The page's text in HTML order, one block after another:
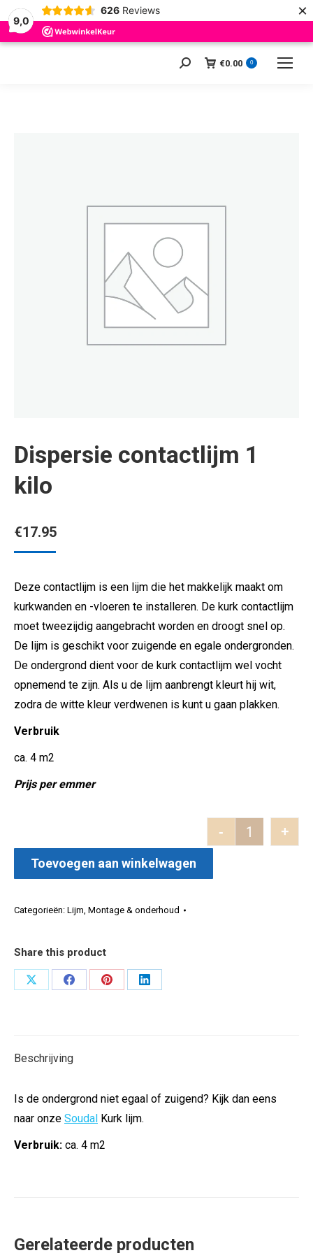
9,0
626 Reviews ×
Zoeken: €0.00 0
Dispersie contactlijm 1
kilo
€17.95
Deze contactlijm is een lijm die het makkelijk maakt om
kurkwanden en -vloeren te installeren. De kurk contactlijm
moet tweezijdig aangebracht worden en droogt snel op.
De lijm is geschikt voor zuigende en egale ondergronden.
De ondergrond dient voor de kurk contactlijm wel vocht
opnemend te zijn. Als u de lijm aanbrengt kleurt hij wit,
zodra de witte kleur verdwenen is kunt u gaan plakken.
Verbruik
ca. 4 m2
Prijs per emmer
- +
Toevoegen aan winkelwagen
Categorieën: Lijm, Montage & onderhoud
Share this product
Deel
Deel
Deel
Deel
Beschrijving
Is de ondergrond niet egaal of zuigend? Kijk dan eens
naar onze Soudal Kurk lijm.
Verbruik: ca. 4 m2
Gerelateerde producten